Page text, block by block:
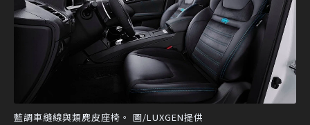
藍調車縫線與類麂皮座椅。 圖/LUXGEN提供